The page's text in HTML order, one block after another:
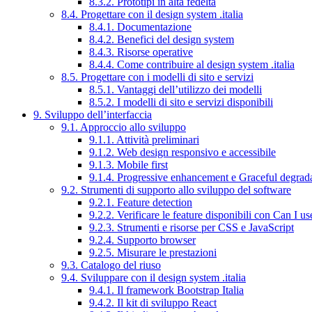
8.4. Progettare con il design system .italia
8.4.1. Documentazione
8.4.2. Benefici del design system
8.4.3. Risorse operative
8.4.4. Come contribuire al design system .italia
8.5. Progettare con i modelli di sito e servizi
8.5.1. Vantaggi dell’utilizzo dei modelli
8.5.2. I modelli di sito e servizi disponibili
9. Sviluppo dell’interfaccia
9.1. Approccio allo sviluppo
9.1.1. Attività preliminari
9.1.2. Web design responsivo e accessibile
9.1.3. Mobile first
9.1.4. Progressive enhancement e Graceful
9.2. Strumenti di supporto allo sviluppo del software
9.2.1. Feature detection
9.2.2. Verificare le feature disponibili con Can I
9.2.3. Strumenti e risorse per CSS e JavaScript
9.2.4. Supporto browser
9.2.5. Misurare le prestazioni
9.3. Catalogo del riuso
9.4. Sviluppare con il design system .italia
9.4.1. Il framework Bootstrap Italia
9.4.2. Il kit di sviluppo React